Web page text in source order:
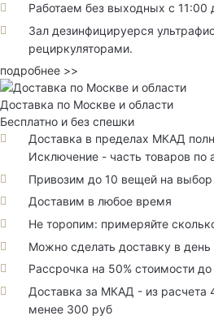
Работаем без выходных с 11:00
Зал дезинфицируерся
рециркуляторами.
подробнее >>
Доставка по Москве и области
Бесплатно и без спешки
Доставка в пределах МКАД
Исключение - часть товаров по
Привозим до 10 вещей на выбор
Доставим в любое время
Не торопим: примеряйте
Можно сделать доставку в
Рассрочка на 50% стоимости
Доставка за МКАД - из
менее 300 руб